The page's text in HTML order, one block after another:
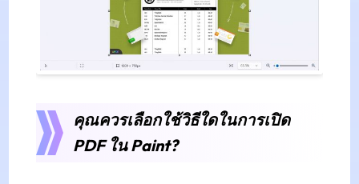
คุณควรเลือกใช้วิธีใดในการเปิด
PDF ใน Paint?